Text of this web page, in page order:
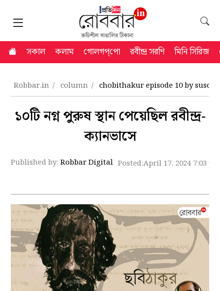
সকাল কলাম গোলগপ্‌পো রবীন্দ্র সরণি মিনি সিরিজ
Robbar.in column chobithakur episode 10 by
১০টি নগ্ন পুরুষ স্থান পেয়েছিল রবীন্দ্র-
ক্যানভাসে
Published by:Robbar Digital Posted:April 17, 2024 7:03